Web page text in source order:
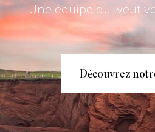
Une équipe qui veut
Découvrez